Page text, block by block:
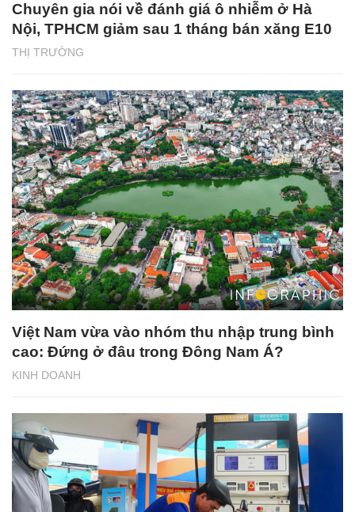
THỊ TRƯỜNG
Chuyên gia nói về đánh giá ô nhiễm ở Hà
Nội, TPHCM giảm sau 1 tháng bán xăng E10
KINH DOANH
Việt Nam vừa vào nhóm thu nhập trung bình
cao: Đứng ở đâu trong Đông Nam Á?